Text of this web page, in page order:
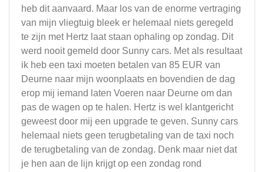
heb dit aanvaard. Maar los van de enorme vertraging
van mijn vliegtuig bleek er helemaal niets geregeld
te zijn met Hertz laat staan ophaling op zondag. Dit
werd nooit gemeld door Sunny cars. Met als resultaat
ik heb een taxi moeten betalen van 85 EUR van
Deurne naar mijn woonplaats en bovendien de dag
erop mij iemand laten Voeren naar Deurne om dan
pas de wagen op te halen. Hertz is wel klantgericht
geweest door mij een upgrade te geven. Sunny cars
helemaal niets geen terugbetaling van de taxi noch
de terugbetaling van de zondag. Denk maar niet dat
je hen aan de lijn krijgt op een zondag rond